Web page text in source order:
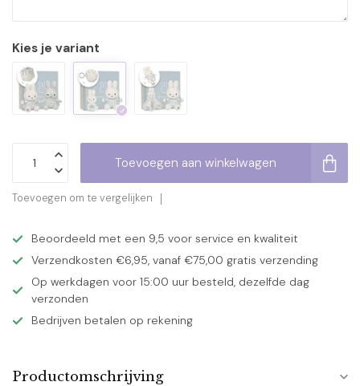
Kies je variant
Toevoegen aan winkelwagen
Toevoegen om te vergelijken
Beoordeeld met een 9,5 voor service en kwaliteit
Verzendkosten €6,95, vanaf €75,00 gratis verzending
Op werkdagen voor 15:00 uur besteld, dezelfde dag
verzonden
Bedrijven betalen op rekening
Productomschrijving